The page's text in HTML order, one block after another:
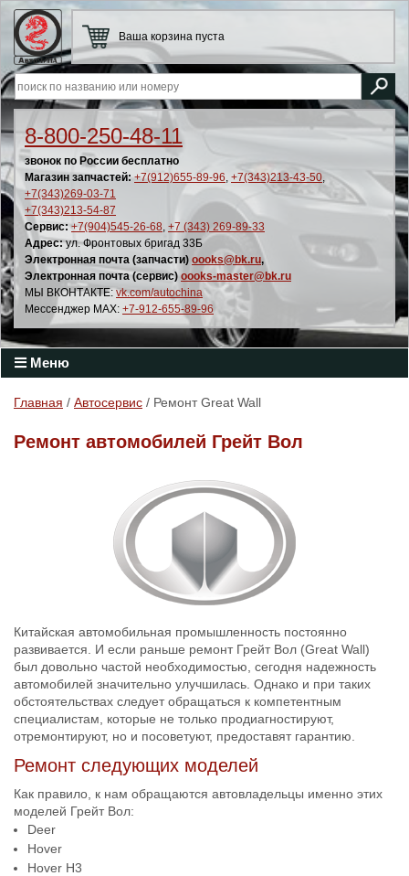
8-800-250-48-11
звонок по России бесплатно
Магазин запчастей: +7(912)655-89-96, +7(343)213-43-50,
+7(343)269-03-71
+7(343)213-54-87
Сервис: +7(904)545-26-68, +7 (343) 269-89-33
Адрес:ул. Фронтовых бригад 33Б
Электронная почта (запчасти) oooks@bk.ru,
Электронная почта (сервис) oooks-master@bk.ru
МЫ ВКОНТАКТЕ: vk.com/autochina
Мессенджер MAX: +7-912-655-89-96
Ваша корзина пуста
Меню
Главная / Автосервис / Ремонт Great Wall
Ремонт автомобилей Грейт Вол
Китайская автомобильная промышленность постоянно
развивается. И если раньше ремонт Грейт Вол (Great Wall)
был довольно частой необходимостью, сегодня надежность
автомобилей значительно улучшилась. Однако и при таких
обстоятельствах следует обращаться к компетентным
специалистам, которые не только продиагностируют,
отремонтируют, но и посоветуют, предоставят гарантию.
Ремонт следующих моделей
Как правило, к нам обращаются автовладельцы именно этих
моделей Грейт Вол:
Deer
Hover
Hover H3